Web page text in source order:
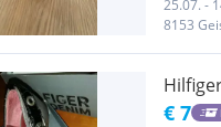
25.07. -
8153
€ 7